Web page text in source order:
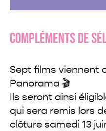
COMPLÉMENTS DE
Sept films viennent
Panorama 🎬
Ils seront ainsi
qui sera remis lors
clôture samedi 13